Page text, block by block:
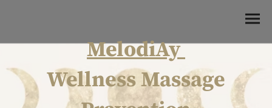
MelodiAy
Wellness Massage